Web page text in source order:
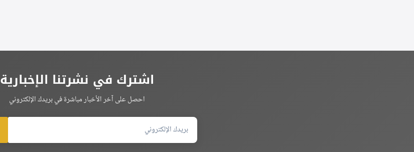
اشترك في نشرتنا الإخبارية
احصل على آخر الأخبار مباشرة في بريدك الإلكتروني